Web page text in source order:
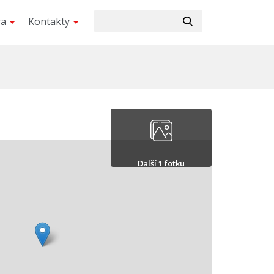
Kontakty
Další 1 fotku